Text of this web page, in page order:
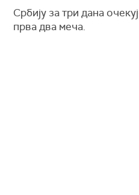
Србију за три дана
прва два меча.